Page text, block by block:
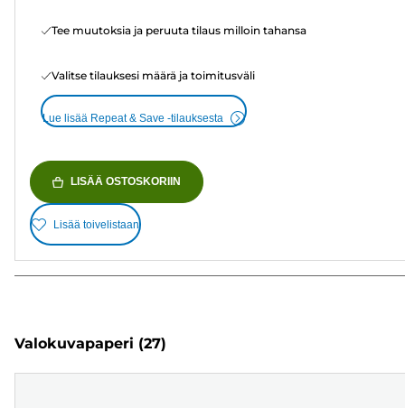
Tee muutoksia ja peruuta tilaus milloin tahansa
Valitse tilauksesi määrä ja toimitusväli
Lue lisää Repeat & Save -tilauksesta
LISÄÄ OSTOSKORIIN
Lisää toivelistaan
Valokuvapaperi (27)